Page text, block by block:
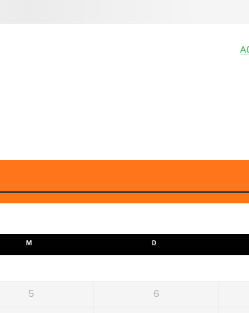
M D
5 6